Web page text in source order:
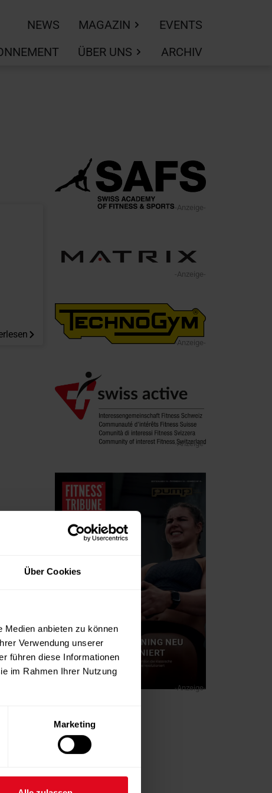
Über Cookies
Medien anbieten zu können
Verwendung unserer
führen diese Informationen
im Rahmen Ihrer Nutzung
Marketing
NEWS MAGAZIN
EVENTS
ÜBER UNS ARCHIV
-Anzeige-
-Anzeige-
-Anzeige-
-Anzeige-
-Anzeige-